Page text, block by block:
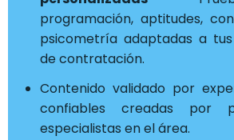
programación, aptitudes,
psicometría adaptadas a tus
de contratación.
Contenido validado por
confiables creadas por
especialistas en el área.